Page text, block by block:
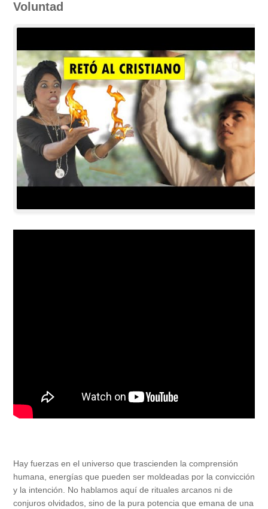
Voluntad
Hay fuerzas en el universo que trascienden la comprensión
humana, energías que pueden ser moldeadas por la convicción
y la intención. No hablamos aquí de rituales arcanos ni de
conjuros olvidados, sino de la pura potencia que emana de una